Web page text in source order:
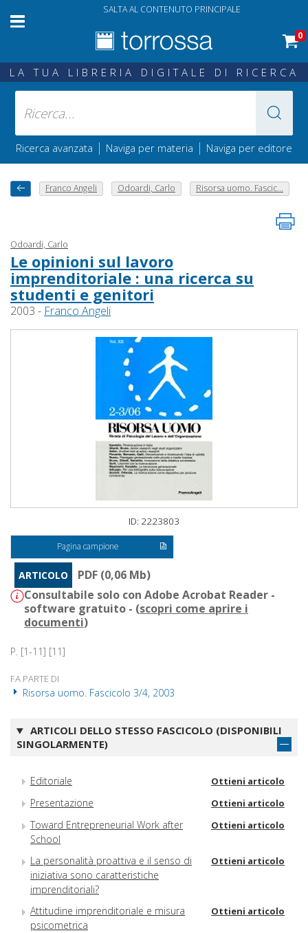
SALTA AL CONTENUTO PRINCIPALE
0
LA TUA LIBRERIA DIGITALE DI RICERCA
Ricerca avanzata | Naviga per materia | Naviga per editore
Franco Angeli Odoardi, Carlo Risorsa uomo. Fascic...
Odoardi, Carlo
Le opinioni sul lavoro
imprenditoriale : una ricerca su
studenti e genitori
2003 - Franco Angeli
ID: 2223803
Pagina campione
ARTICOLO
PDF (0,06 Mb)
Consultabile solo con Adobe Acrobat Reader -
software gratuito - (scopri come aprire i
documenti)
P. [1-11] [11]
FA PARTE DI
Risorsa uomo. Fascicolo 3/4, 2003
ARTICOLI DELLO STESSO FASCICOLO (DISPONIBILI
SINGOLARMENTE)
Editoriale Ottieni articolo
Presentazione Ottieni articolo
Toward Entrepreneurial Work after
School
Ottieni articolo
La personalità proattiva e il senso di
iniziativa sono caratteristiche
imprenditoriali?
Ottieni articolo
Attitudine imprenditoriale e misura
psicometrica
Ottieni articolo